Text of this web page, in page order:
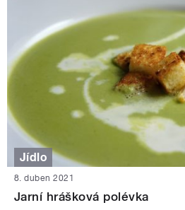
Jídlo
8. duben 2021
Jarní hrášková polévka